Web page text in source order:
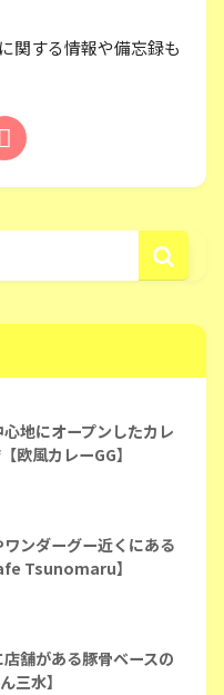
関する情報や備忘録も
地にオープンしたカレ
欧風カレーGG】
ンダーグー近くにある
Tsunomaru】
舗がある豚骨ベースの
三水】